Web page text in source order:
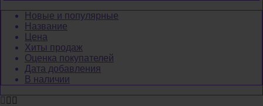
Новые и популярные
Название
Цена
Хиты продаж
Оценка покупателей
Дата добавления
В наличии